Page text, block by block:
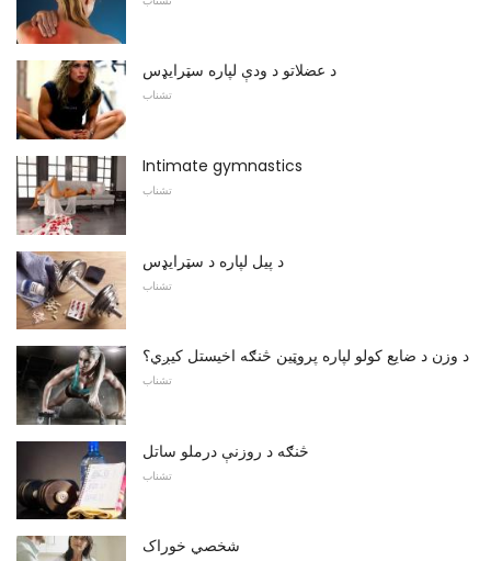
د عضلاتو د ودې لپاره سټرایډس
تشناب
Intimate gymnastics
تشناب
د پیل لپاره د سټرایډس
تشناب
د وزن د ضایع کولو لپاره پروټین څنګه اخیستل کیږي؟
تشناب
څنګه د روزنې درملو ساتل
تشناب
شخصي خوراک